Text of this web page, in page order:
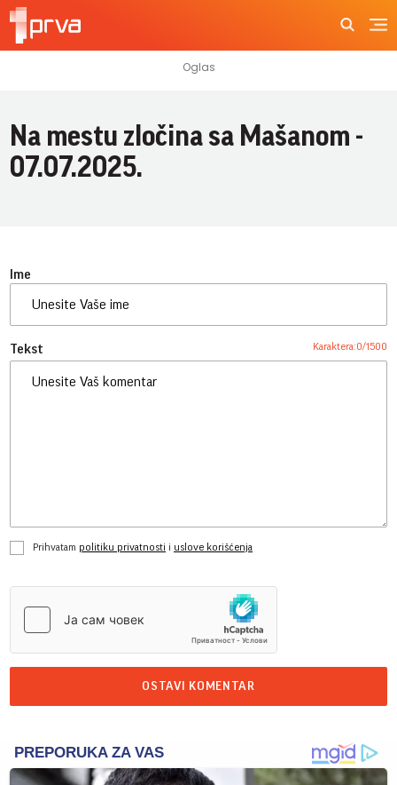
Na mestu zločina sa Mašanom -
07.07.2025.
Ime
Tekst Karaktera:0/1500
Prihvatam politiku privatnosti i uslove korišćenja
OSTAVI KOMENTAR